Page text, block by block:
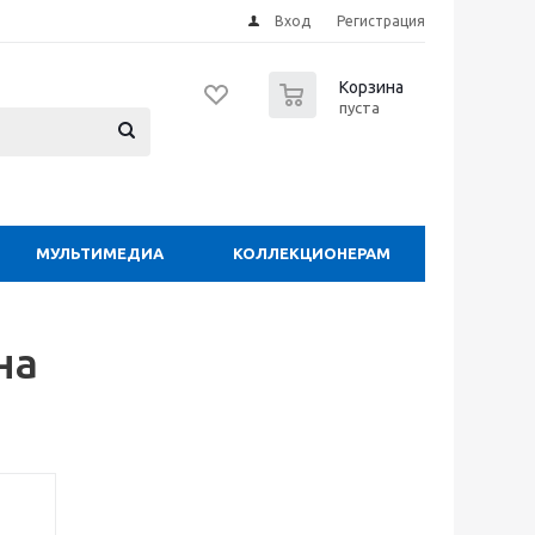
Вход Регистрация
Корзина
пуста
МУЛЬТИМЕДИА КОЛЛЕКЦИОНЕРАМ